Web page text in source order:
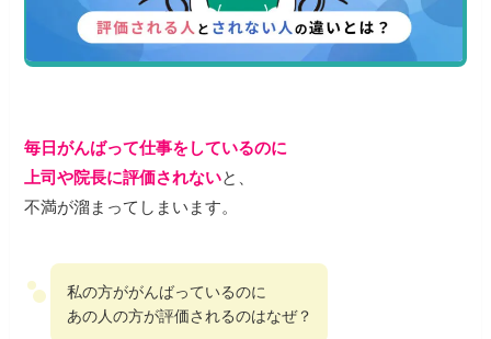
毎日がんばって仕事をしているのに
上司や院長に評価されないと、
不満が溜まってしまいます。
私の方ががんばっているのに
あの人の方が評価されるのはなぜ？